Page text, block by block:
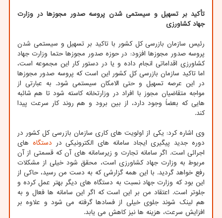
تأکید بر تسهیل و سیستمی شدن پروسه صدور مجوزها در وزارت
جهاد کشاورزی
رئیس سازمان بازرسی کل کشور با تاکید بر تسهیل و سیستمی شدن
پروسه صدور مجوزها افزود: در حوزه صدور مجوزها حتما وزارت جهاد
کشاورزی اقداماتی انجام داده و یا در دستور کار این مجموعه است،
اما تاکید سازمان بازرسی کل کشور این است که پروسه صدور مجوزها
در این عرصه تسهیل و حتی الامکان سیستمی شود. به عبارتی از
مواجه متقاضیان مجوز با افراد در وزارتخانه کاسته شود تا هم شائبه
هایی که بعضاً وجود دارد، از بین برود و هم روند کار سرعت پیدا
کند.
وی اشاره کرد: یکی از اولویت های کاری سازمان بازرسی کل کشور در
دوره جدید پیگیری ایجاد سامانه های الکترونیکی در دستگاه های
اجرائی است. اگر سامانه تجارت و زیرسامانه های آن که قسمتی از آن
مربوط به وزارت جهاد کشاورزی است، محقق شود خیلی از مشکلات
رفع خواهد گردید. با این همه گزارشی که به دست من رسید، حاکی از
این بود که وزارت جهاد نسبت به دستگاه های دیگر بهتر عمل کرده و
جلوتر است. اعتقاد من بر این است که اگر این سامانه ها فعال و به
هم لینک شوند جلوی خیلی از فسادها گرفته می شود و علاوه بر
افزایش سرعت، هزینه ها نیز کاهش می یابد.